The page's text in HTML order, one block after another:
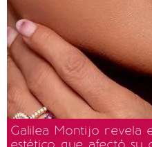
Galilea Montijo revela